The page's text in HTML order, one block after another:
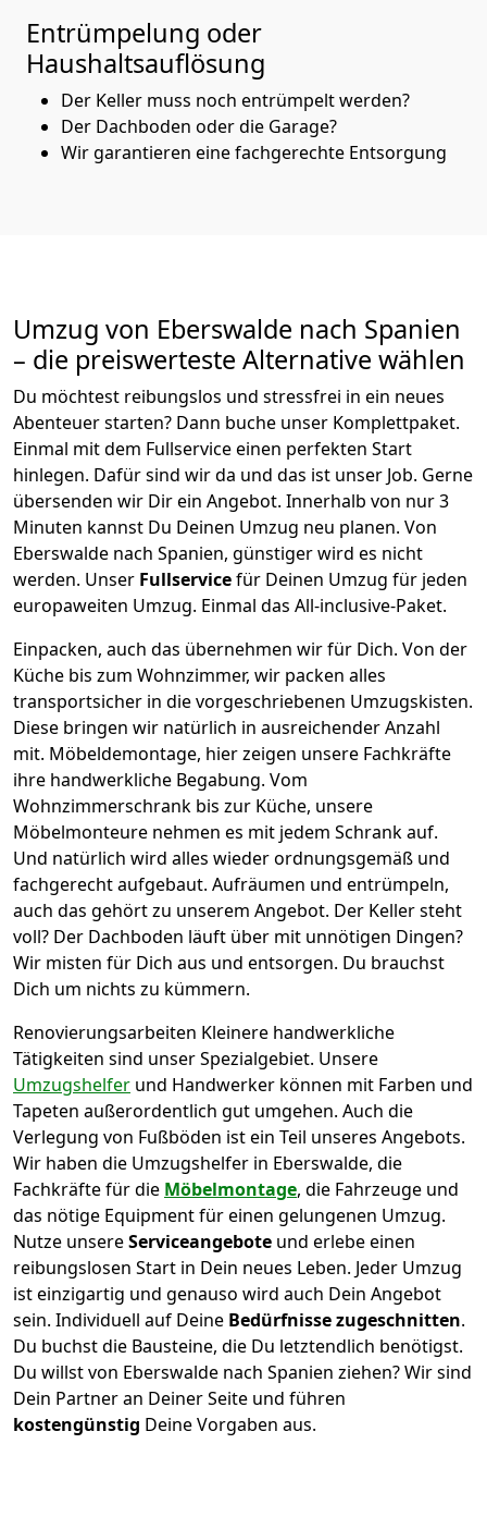
Entrümpelung oder
Haushaltsauflösung
Der Keller muss noch entrümpelt werden?
Der Dachboden oder die Garage?
Wir garantieren eine fachgerechte Entsorgung
Umzug von Eberswalde nach Spanien
– die preiswerteste Alternative wählen
Du möchtest reibungslos und stressfrei in ein neues
Abenteuer starten? Dann buche unser Komplettpaket.
Einmal mit dem Fullservice einen perfekten Start
hinlegen. Dafür sind wir da und das ist unser Job. Gerne
übersenden wir Dir ein Angebot. Innerhalb von nur3
Minuten kannst Du Deinen Umzug neu planen. Von
Eberswalde nach Spanien, günstiger wird es nicht
werden. Unser Fullservicefür Deinen Umzug für jeden
europaweiten Umzug. Einmal das All-inclusive-Paket.
Einpacken, auch das übernehmen wir für Dich. Von der
Küche bis zum Wohnzimmer, wir packen alles
transportsicher in die vorgeschriebenen Umzugskisten.
Diese bringen wir natürlich in ausreichender Anzahl
mit. Möbeldemontage, hier zeigen unsere Fachkräfte
ihre handwerkliche Begabung. Vom
Wohnzimmerschrank bis zur Küche, unsere
Möbelmonteure nehmen es mit jedem Schrank auf.
Und natürlich wird alles wieder ordnungsgemäß und
fachgerecht aufgebaut. Aufräumen und entrümpeln,
auch das gehört zu unserem Angebot. Der Keller steht
voll? Der Dachboden läuft über mit unnötigen Dingen?
Wir misten für Dich aus und entsorgen. Du brauchst
Dich um nichts zu kümmern.
Renovierungsarbeiten Kleinere handwerkliche
Tätigkeiten sind unser Spezialgebiet. Unsere
Umzugshelfer und Handwerker können mit Farben und
Tapeten außerordentlich gut umgehen. Auch die
Verlegung von Fußböden ist ein Teil unseres Angebots.
Wir haben die Umzugshelfer in Eberswalde, die
Fachkräfte für die Möbelmontage, die Fahrzeuge und
das nötige Equipment für einen gelungenen Umzug.
Nutze unsereServiceangebote und erlebe einen
reibungslosen Start in Dein neues Leben. Jeder Umzug
ist einzigartig und genauso wird auch Dein Angebot
sein. Individuell auf Deine Bedürfnisse zugeschnitten.
Du buchst die Bausteine, die Du letztendlich benötigst.
Du willst von Eberswalde nach Spanien ziehen? Wir sind
Dein Partner an Deiner Seite und führen
kostengünstig Deine Vorgaben aus.